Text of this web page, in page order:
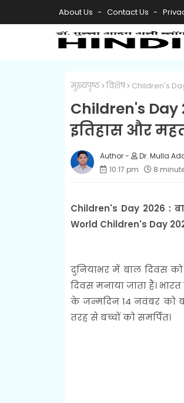
About Us Contact Us
मुख्यपृष्ठ विशेष Children's
Children's Day
इतिहास और
Dr. Mulla
10:17 pm
8
Children's Day 2026 :
World Children's Day
दुनियाभर में बाल दिवस
दिवस मनाया जाता हैं।
के जन्मदिन 14 नवंबर को
तरह से बच्चों को समर्पित।